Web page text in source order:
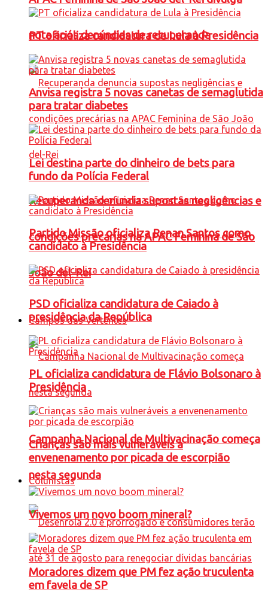
nota após denúncias de recuperanda
Recuperanda denuncia supostas negligências e
condições precárias na APAC Feminina de São
João del-Rei
Campos das Vertentes
Campanha Nacional de Multivacinação começa
nesta segunda
PT oficializa candidatura de Lula à Presidência
Anvisa registra 5 novas canetas de semaglutida
para tratar diabetes
Lei destina parte do dinheiro de bets para
fundo da Polícia Federal
Partido Missão oficializa Renan Santos como
candidato à Presidência
PSD oficializa candidatura de Caiado à
presidência da República
PL oficializa candidatura de Flávio Bolsonaro à
Presidência
Crianças são mais vulneráveis a
envenenamento por picada de escorpião
Colunistas
Vivemos um novo boom mineral?
Moradores dizem que PM fez ação truculenta
em favela de SP